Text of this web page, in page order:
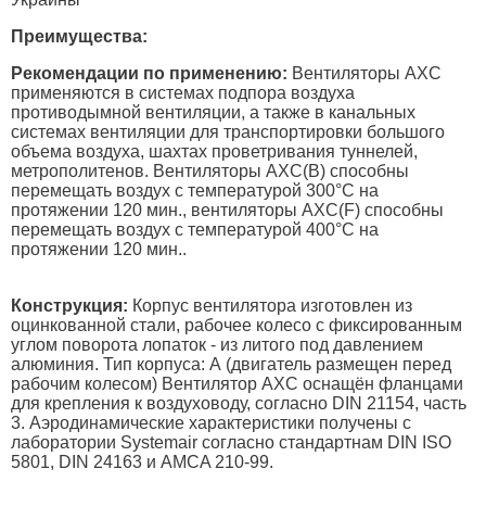
Преимущества:
Рекомендации по применению: Вентиляторы AXC
применяются в системах подпора воздуха
противодымной вентиляции, а также в канальных
системах вентиляции для транспортировки большого
объема воздуха, шахтах проветривания туннелей,
метрополитенов. Вентиляторы AXC(B) способны
перемещать воздух с температурой 300°С на
протяжении 120 мин., вентиляторы AXC(F) способны
перемещать воздух с температурой 400°С на
протяжении 120 мин..
Конструкция: Корпус вентилятора изготовлен из
оцинкованной стали, рабочее колесо с фиксированным
углом поворота лопаток - из литого под давлением
алюминия. Тип корпуса: А (двигатель размещен перед
рабочим колесом) Вентилятор AXC оснащён фланцами
для крепления к воздуховоду, согласно DIN 21154, часть
3. Аэродинамические характеристики получены с
лаборатории Systemair согласно стандартнам DIN ISO
5801, DIN 24163 и AMCA 210-99.